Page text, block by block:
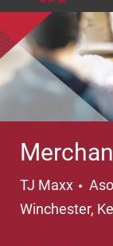
TJ Maxx
Winchester,